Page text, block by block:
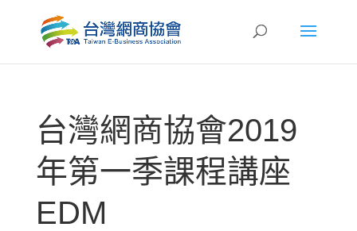
台灣網商協會2019
年第一季課程講座
EDM